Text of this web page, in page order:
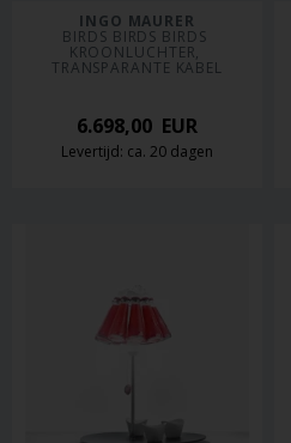
INGO MAURER
BIRDS BIRDS BIRDS
KROONLUCHTER,
TRANSPARANTE KABEL
6.698,00 EUR
Levertijd: ca. 20 dagen